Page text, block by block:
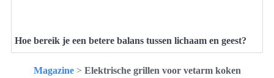
Hoe bereik je een betere balans tussen lichaam en geest?
Magazine> Elektrische grillen voor vetarm koken